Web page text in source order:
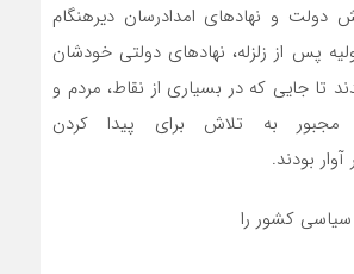
دولت و نهادهای امدادرسان دیرهنگام
پس از زلزله، نهادهای دولتی خودشان
تا جایی که در بسیاری از نقاط، مردم و
مجبور به تلاش برای پیدا کردن
بودند.
سیاسی کشور را